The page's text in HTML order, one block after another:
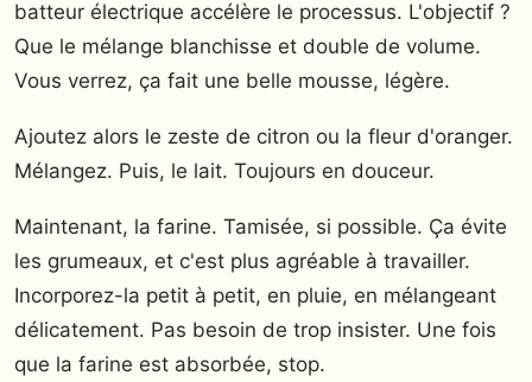
batteur électrique accélère le processus. L'objectif ?
Que le mélange blanchisse et double de volume.
Vous verrez, ça fait une belle mousse, légère.
Ajoutez alors le zeste de citron ou la fleur d'oranger.
Mélangez. Puis, le lait. Toujours en douceur.
Maintenant, la farine. Tamisée, si possible. Ça évite
les grumeaux, et c'est plus agréable à travailler.
Incorporez-la petit à petit, en pluie, en mélangeant
délicatement. Pas besoin de trop insister. Une fois
que la farine est absorbée, stop.